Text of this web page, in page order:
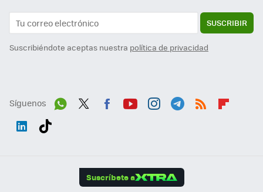
SUSCRIBIR
Suscribiéndote aceptas nuestra política de privacidad
Síguenos
Suscríbete a